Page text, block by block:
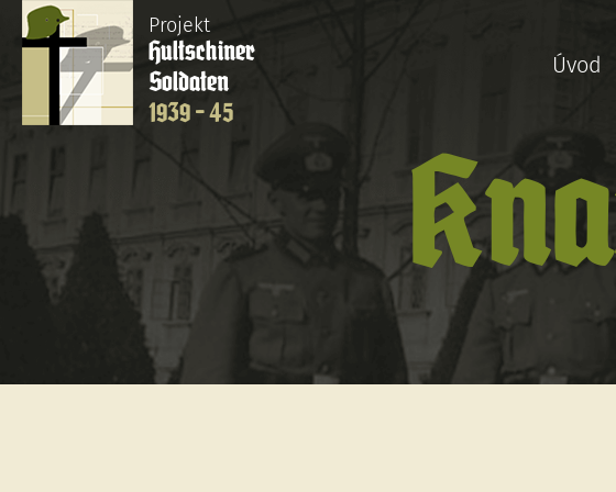
Projekt
Hultschiner
Soldaten
1939 - 45
Úvod